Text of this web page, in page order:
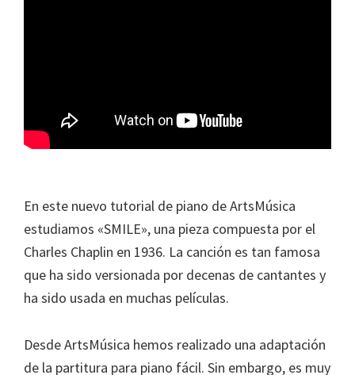
En este nuevo tutorial de piano de ArtsMúsica
estudiamos «SMILE», una pieza compuesta por el
Charles Chaplin en 1936. La canción es tan famosa
que ha sido versionada por decenas de cantantes y
ha sido usada en muchas películas.
Desde ArtsMúsica hemos realizado una adaptación
de la partitura para piano fácil. Sin embargo, es muy